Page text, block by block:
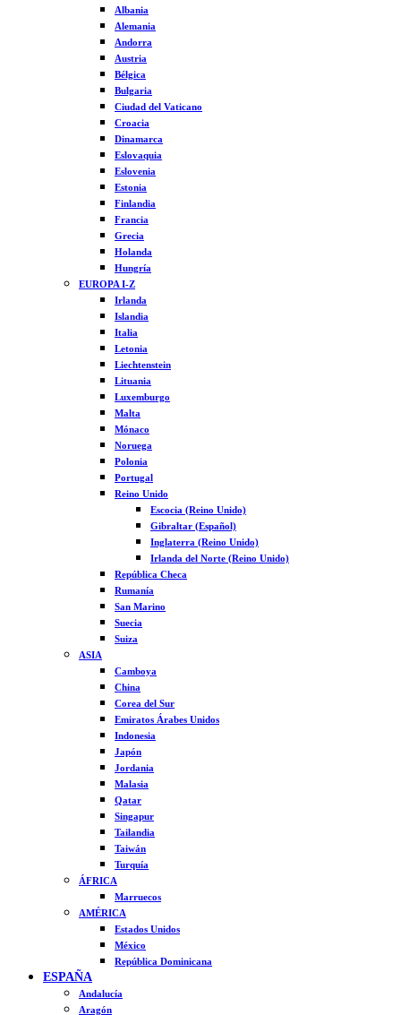
Albania
Alemania
Andorra
Austria
Bélgica
Bulgaria
Ciudad del Vaticano
Croacia
Dinamarca
Eslovaquia
Eslovenia
Estonia
Finlandia
Francia
Grecia
Holanda
Hungría
EUROPA I-Z
Irlanda
Islandia
Italia
Letonia
Liechtenstein
Lituania
Luxemburgo
Malta
Mónaco
Noruega
Polonia
Portugal
Reino Unido
Escocia (Reino Unido)
Gibraltar (Español)
Inglaterra (Reino Unido)
Irlanda del Norte (Reino Unido)
República Checa
Rumanía
San Marino
Suecia
Suiza
ASIA
Camboya
China
Corea del Sur
Emiratos Árabes Unidos
Indonesia
Japón
Jordania
Malasia
Qatar
Singapur
Tailandia
Taiwán
Turquía
ÁFRICA
Marruecos
AMÉRICA
Estados Unidos
México
República Dominicana
ESPAÑA
Andalucía
Aragón